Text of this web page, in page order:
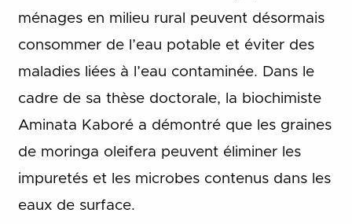
ménages en milieu rural peuvent désormais
consommer de l’eau potable et éviter des
maladies liées à l’eau contaminée. Dans le
cadre de sa thèse doctorale, la biochimiste
Aminata Kaboré a démontré que les graines
de moringa oleifera peuvent éliminer les
impuretés et les microbes contenus dans les
eaux de surface.